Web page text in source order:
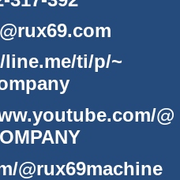
ti/p/~
@
@rux69machine